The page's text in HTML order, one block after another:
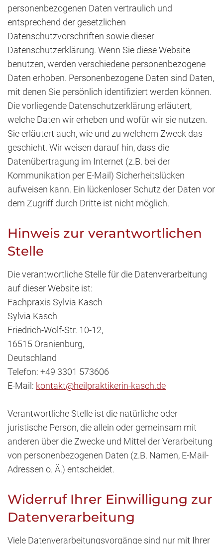
personenbezogenen Daten vertraulich und
entsprechend der gesetzlichen
Datenschutzvorschriften sowie dieser
Datenschutzerklärung. Wenn Sie diese Website
benutzen, werden verschiedene personenbezogene
Daten erhoben. Personenbezogene Daten sind Daten,
mit denen Sie persönlich identifiziert werden können.
Die vorliegende Datenschutzerklärung erläutert,
welche Daten wir erheben und wofür wir sie nutzen.
Sie erläutert auch, wie und zu welchem Zweck das
geschieht. Wir weisen darauf hin, dass die
Datenübertragung im Internet (z.B. bei der
Kommunikation per E-Mail) Sicherheitslücken
aufweisen kann. Ein lückenloser Schutz der Daten vor
dem Zugriff durch Dritte ist nicht möglich.
Hinweis zur verantwortlichen
Stelle
Die verantwortliche Stelle für die Datenverarbeitung
auf dieser Website ist:
Fachpraxis Sylvia Kasch
Sylvia Kasch
Friedrich-Wolf-Str. 10-12,
16515 Oranienburg,
Deutschland
Telefon: +49 3301 573606
E-Mail: kontakt@heilpraktikerin-kasch.de
Verantwortliche Stelle ist die natürliche oder
juristische Person, die allein oder gemeinsam mit
anderen über die Zwecke und Mittel der Verarbeitung
von personenbezogenen Daten (z.B. Namen, E-Mail-
Adressen o. Ä.) entscheidet.
Widerruf Ihrer Einwilligung zur
Datenverarbeitung
Viele Datenverarbeitungsvorgänge sind nur mit Ihrer